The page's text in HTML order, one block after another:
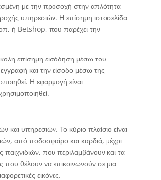
με την προσοχή στην απλότητα
υπηρεσιών. Η επίσημη ιστοσελίδα
ή Betshop, που παρέχει την
επίσημη εισόδηση μέσω του
και την είσοδο μέσω της
Η εφαρμογή είναι
και υπηρεσιών. Το κύριο πλαίσιο είναι
από ποδοσφαίρο και καρδιά, μέχρι
παιχνιδιών, που περιλαμβάνουν και τα
που θέλουν να επικοινωνούν σε μια
εικόνες.